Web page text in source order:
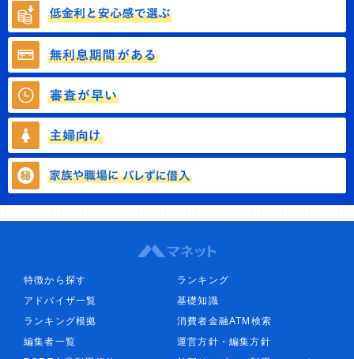
特徴から探す
ランキング
アドバイザ一覧
基礎知識
ランキング根拠
消費者金融ATM検索
編集者一覧
運営方針・編集方針